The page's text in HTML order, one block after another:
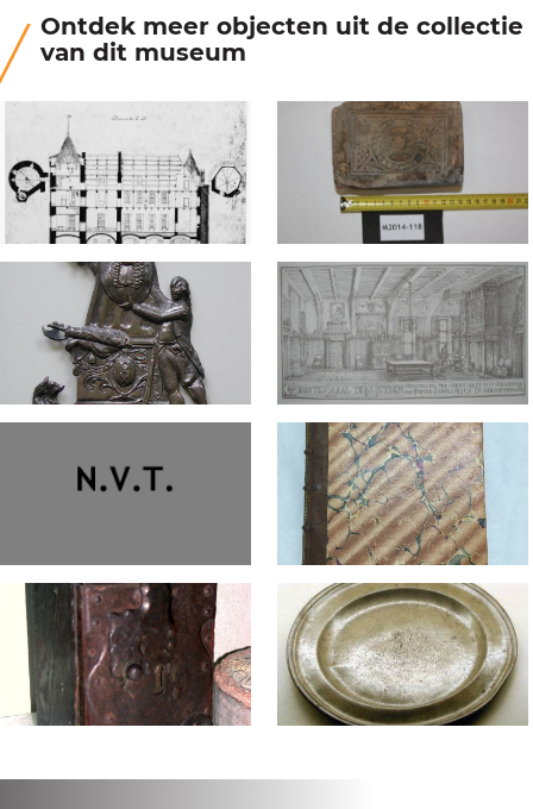
Ontdek meer objecten uit de collectie
van dit museum